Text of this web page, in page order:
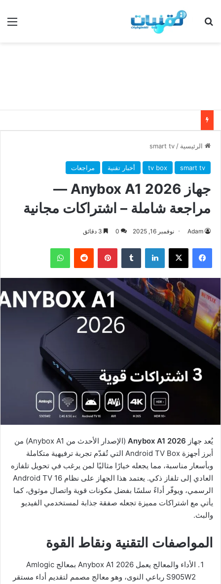
بحث عن
الرئيسية /
smart tv
smart tv
tv box أخبار تقنية مراجعات
جهاز Anybox A1 2026 —
مراجعة شاملة – اشتراكات مجانية
Adam نوفمبر 16, 2025 0
فيسبوك ‫X لينكدإن بينتيريست واتساب
يُعد جهاز Anybox A1 2026
(الإصدار الأحدث من Anybox A1) من
أبرز أجهزة Android TV Box التي تُقدّم تجربة ترفيهية متكاملة
وبأسعار مناسبة، مما يجعله خيارًا مثاليًا لمن يرغب في تحويل تلفازه
العادي إلى تلفاز ذكي. يعتمد هذا الجهاز على نظام Android TV 16
الرسمي، ويوفّر أداءً سلسًا بفضل مكونات قوية واتصال موثوق، كما
يأتي مع اشتراكات مميزة تجعله صفقة جذابة لمستخدمي الفيديو
والبث.
المواصفات التقنية ونقاط القوة
الأداء والمعالج يعمل Anybox A1 2026 بمعالج Amlogic
S905W2 رباعي النوى، وهو معالج مصمم لتقديم أداء مستقر